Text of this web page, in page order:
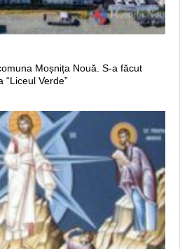
Moșnița Nouă. S-a făcut
Verde”